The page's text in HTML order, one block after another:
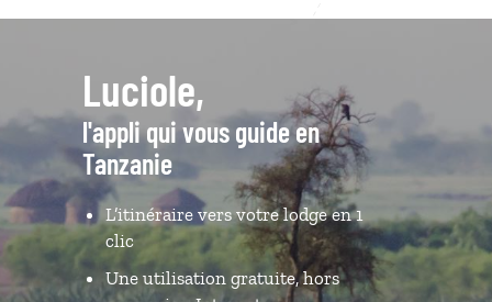
Luciole,
l'appli qui vous guide en
Tanzanie
L’itinéraire vers votre lodge en 1
clic
Une utilisation gratuite, hors